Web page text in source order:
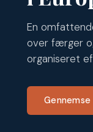
En
over færger
organiseret